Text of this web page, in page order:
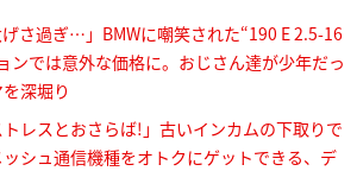
げさ過ぎ…」BMWに嘲笑された“190 E 2.5-16
ンでは意外な価格に。おじさん達が少年だっ
深堀り
トレスとおさらば!」古いインカムの下取りで
シュ通信機種をオトクにゲットできる、デ